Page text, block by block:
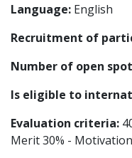
Language: English
Recruitment of
Number of open
Is eligible to
Evaluation criteria:
Merit 30% -